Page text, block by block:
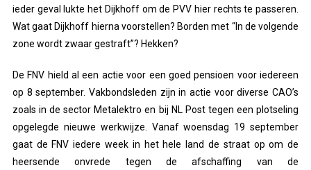
ieder geval lukte het Dijkhoff om de PVV hier rechts te passeren.
Wat gaat Dijkhoff hierna voorstellen? Borden met “In de volgende
zone wordt zwaar gestraft”? Hekken?
De FNV hield al een actie voor een goed pensioen voor iedereen
op 8 september. Vakbondsleden zijn in actie voor diverse CAO’s
zoals in de sector Metalektro en bij NL Post tegen een plotseling
opgelegde nieuwe werkwijze. Vanaf woensdag 19 september
gaat de FNV iedere week in het hele land de straat op om de
heersende onvrede tegen de afschaffing van de